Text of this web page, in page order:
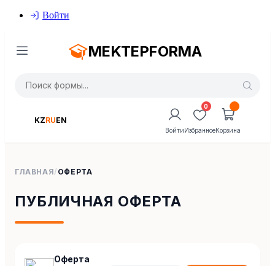
Войти
MEKTEPFORMA
KZRUEN
Войти
0
ИзбранноеКорзина
ГЛАВНАЯ/ ОФЕРТА
ПУБЛИЧНАЯ ОФЕРТА
Оферта